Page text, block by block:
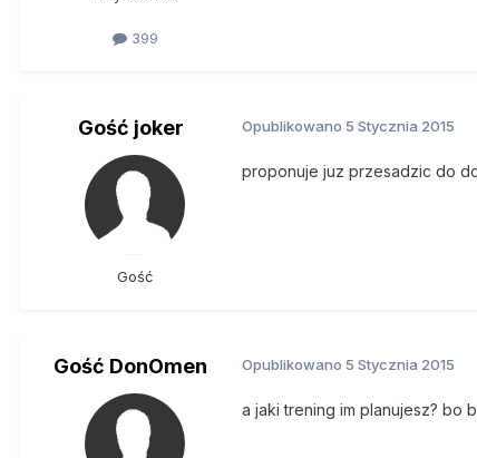
399
Gość joker
Gość
Opublikowano 5 Stycznia 2015
proponuje juz przesadzic do
Gość DonOmen Opublikowano 5 Stycznia 2015
a jaki trening im planujesz? bo